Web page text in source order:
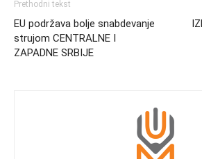
Prethodni tekst
EU podržava bolje snabdevanje
strujom CENTRALNE I
ZAPADNE SRBIJE